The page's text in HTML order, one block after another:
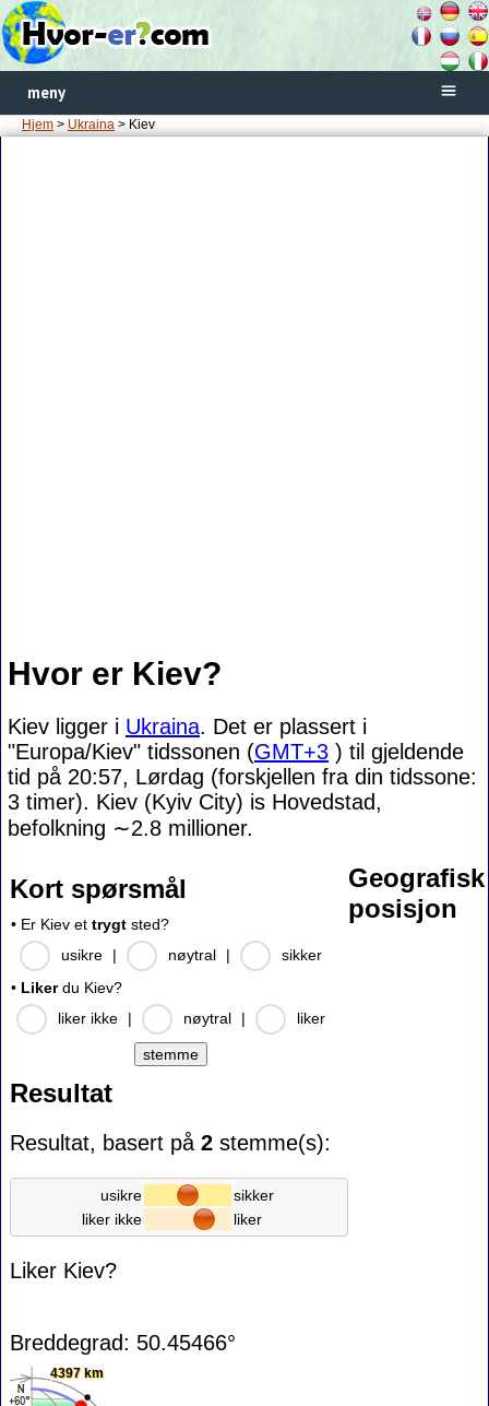
meny
Hjem > Ukraina > Kiev
Hvor er Kiev?
Kiev ligger i Ukraina. Det er plassert i
"Europa/Kiev" tidssonen (GMT+3 ) til gjeldende
tid på 20:57, Lørdag (forskjellen fra din tidssone:
3 timer). Kiev (Kyiv City) is Hovedstad,
befolkning ∼2.8 millioner.
Kort spørsmål
• Er Kiev et trygt sted?
usikre
| nøytral |
sikker
• Likerdu Kiev?
liker ikke
| nøytral | liker
Resultat
Resultat, basert på 2 stemme(s):
usikre
sikker
liker ikke
liker
Liker Kiev?
Geografisk
posisjon
Breddegrad: 50.45466°
4397 km